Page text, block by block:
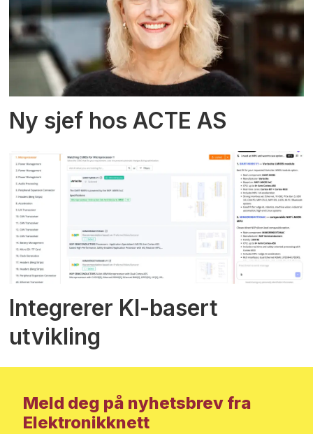
Ny sjef hos ACTE AS
Integrerer KI-basert
utvikling
Meld deg på nyhetsbrev fra
Elektronikknett